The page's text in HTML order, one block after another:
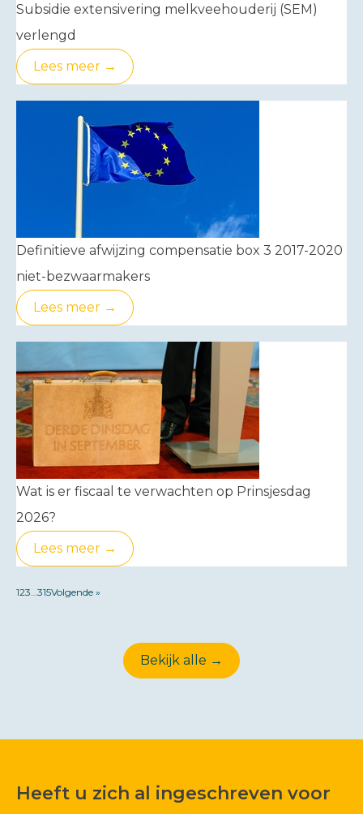
Subsidie extensivering melkveehouderij (SEM)
verlengd
Lees meer →
Definitieve afwijzing compensatie box 3 2017-2020
niet-bezwaarmakers
Lees meer →
Wat is er fiscaal te verwachten op Prinsjesdag
2026?
Lees meer →
123 315Volgende »
Bekijk alle →
Heeft u zich al ingeschreven voor